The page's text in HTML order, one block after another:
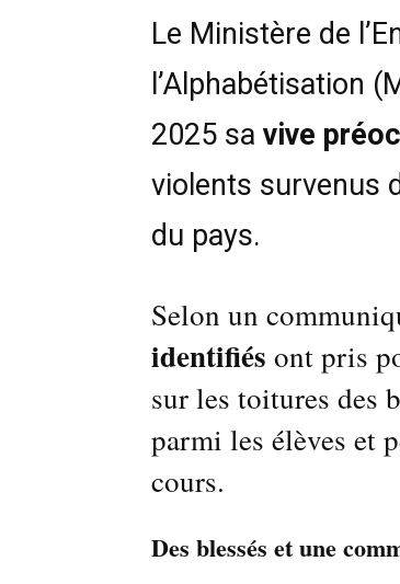
Le Ministère de
l’Alphabétisation
2025 sa vive
violents survenus
du pays.
Selon un
identifiés ont pris
sur les toitures des
parmi les élèves et
cours.
Des blessés et une